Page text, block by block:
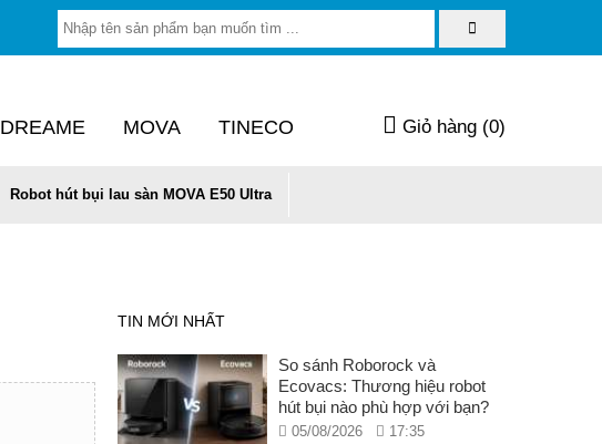
DREAME MOVA TINECO Giỏ hàng (0)
Robot hút bụi lau sàn MOVA E50 Ultra
TIN MỚI NHẤT
So sánh Roborock và
Ecovacs: Thương hiệu robot
hút bụi nào phù hợp với bạn?
05/08/2026 17:35